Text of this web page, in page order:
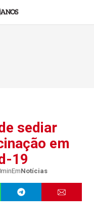
sediar
em
19
EmNotícias